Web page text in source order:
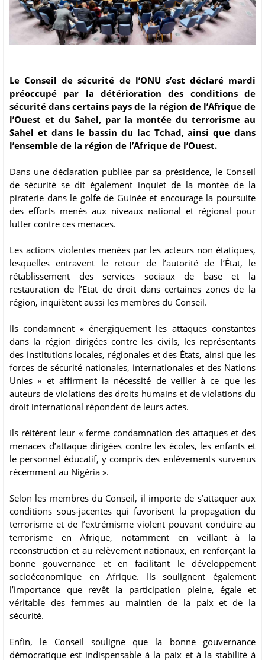
Le Conseil de sécurité de l’ONU s’est déclaré mardi
préoccupé par la détérioration des conditions de
sécurité dans certains pays de la région de l’Afrique de
l’Ouest et du Sahel, par la montée du terrorisme au
Sahel et dans le bassin du lac Tchad, ainsi que dans
l’ensemble de la région de l’Afrique de l’Ouest.
Dans une déclaration publiée par sa présidence, le Conseil
de sécurité se dit également inquiet de la montée de la
piraterie dans le golfe de Guinée et encourage la poursuite
des efforts menés aux niveaux national et régional pour
lutter contre ces menaces.
Les actions violentes menées par les acteurs non étatiques,
lesquelles entravent le retour de l’autorité de l’État, le
rétablissement des services sociaux de base et la
restauration de l’Etat de droit dans certaines zones de la
région, inquiètent aussi les membres du Conseil.
Ils condamnent « énergiquement les attaques constantes
dans la région dirigées contre les civils, les représentants
des institutions locales, régionales et des États, ainsi que les
forces de sécurité nationales, internationales et des Nations
Unies » et affirment la nécessité de veiller à ce que les
auteurs de violations des droits humains et de violations du
droit international répondent de leurs actes.
Ils réitèrent leur « ferme condamnation des attaques et des
menaces d’attaque dirigées contre les écoles, les enfants et
le personnel éducatif, y compris des enlèvements survenus
récemment au Nigéria ».
Selon les membres du Conseil, il importe de s’attaquer aux
conditions sous-jacentes qui favorisent la propagation du
terrorisme et de l’extrémisme violent pouvant conduire au
terrorisme en Afrique, notamment en veillant à la
reconstruction et au relèvement nationaux, en renforçant la
bonne gouvernance et en facilitant le développement
socioéconomique en Afrique. Ils soulignent également
l’importance que revêt la participation pleine, égale et
véritable des femmes au maintien de la paix et de la
sécurité.
Enfin, le Conseil souligne que la bonne gouvernance
démocratique est indispensable à la paix et à la stabilité à